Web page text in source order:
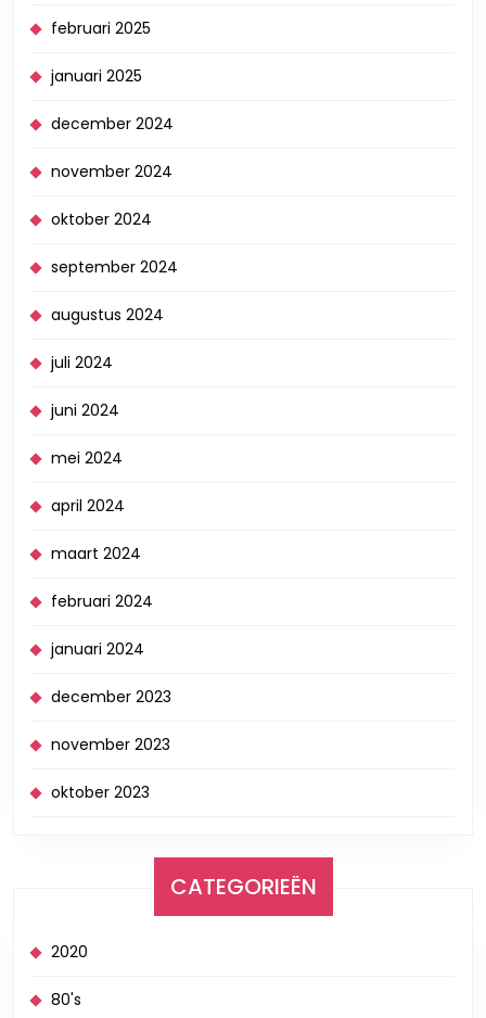
februari 2025
januari 2025
december 2024
november 2024
oktober 2024
september 2024
augustus 2024
juli 2024
juni 2024
mei 2024
april 2024
maart 2024
februari 2024
januari 2024
december 2023
november 2023
oktober 2023
CATEGORIEËN
2020
80's